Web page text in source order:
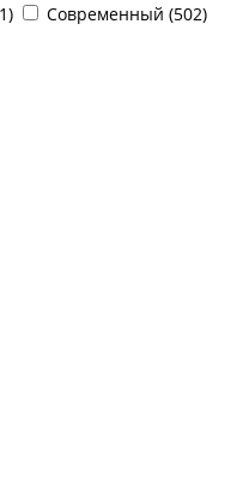
) Современный (502)